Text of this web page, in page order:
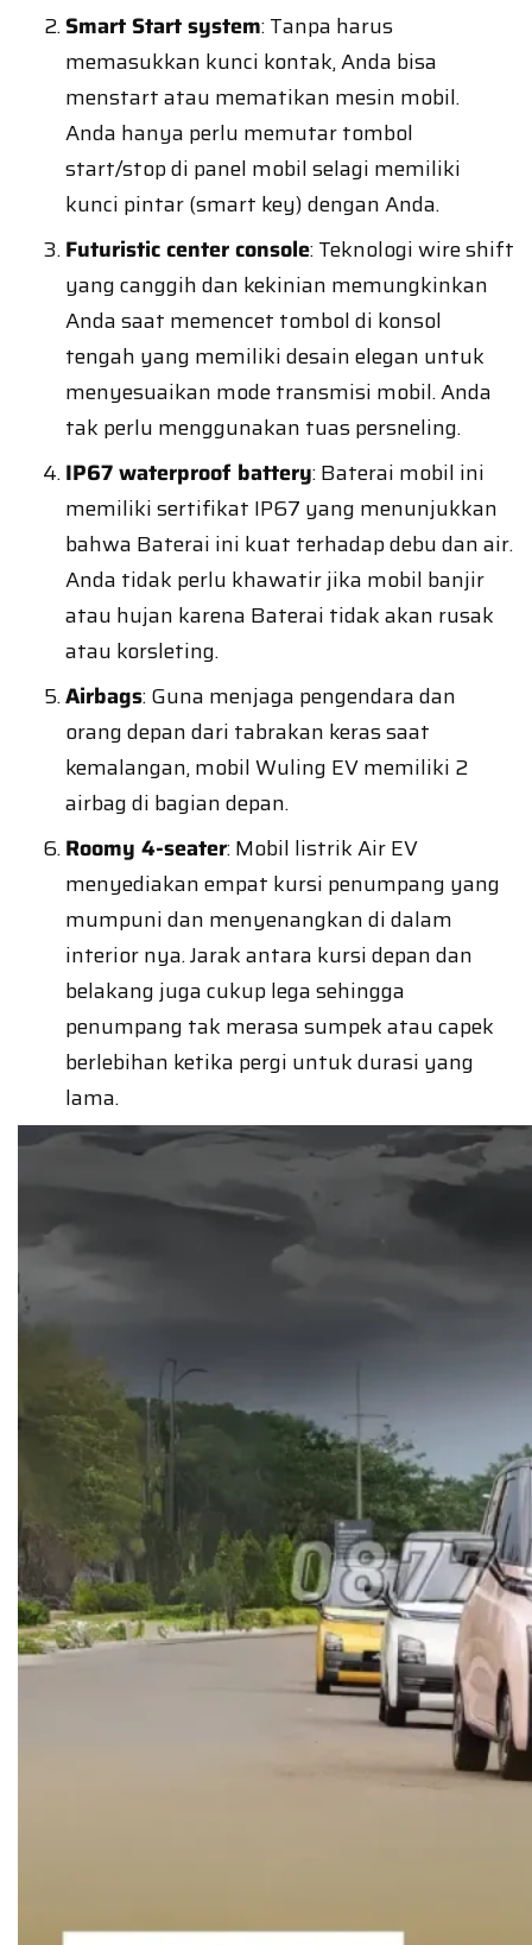
Smart Start system: Tanpa harus
memasukkan kunci kontak, Anda bisa
menstart atau mematikan mesin mobil.
Anda hanya perlu memutar tombol
start/stop di panel mobil selagi memiliki
kunci pintar (smart key) dengan Anda.
Futuristic center console: Teknologi wire shift
yang canggih dan kekinian memungkinkan
Anda saat memencet tombol di konsol
tengah yang memiliki desain elegan untuk
menyesuaikan mode transmisi mobil. Anda
tak perlu menggunakan tuas persneling.
IP67 waterproof battery: Baterai mobil ini
memiliki sertifikat IP67 yang menunjukkan
bahwa Baterai ini kuat terhadap debu dan air.
Anda tidak perlu khawatir jika mobil banjir
atau hujan karena Baterai tidak akan rusak
atau korsleting.
Airbags: Guna menjaga pengendara dan
orang depan dari tabrakan keras saat
kemalangan, mobil Wuling EV memiliki 2
airbag di bagian depan.
Roomy 4-seater: Mobil listrik Air EV
menyediakan empat kursi penumpang yang
mumpuni dan menyenangkan di dalam
interior nya. Jarak antara kursi depan dan
belakang juga cukup lega sehingga
penumpang tak merasa sumpek atau capek
berlebihan ketika pergi untuk durasi yang
lama.